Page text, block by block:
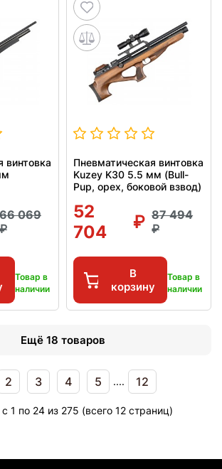
винтовка
66 069
Товар в
наличии
Пневматическая винтовка
Kuzey K30 5.5 мм (Bull-
Pup, орех, боковой взвод)
52
704
87 494
В
корзину
Товар в
наличии
Ещё 18 товаров
2 3 4 5 .... 12
1 по 24 из 275 (всего 12 страниц)